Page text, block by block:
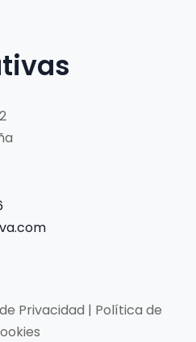
Privacidad | Política de